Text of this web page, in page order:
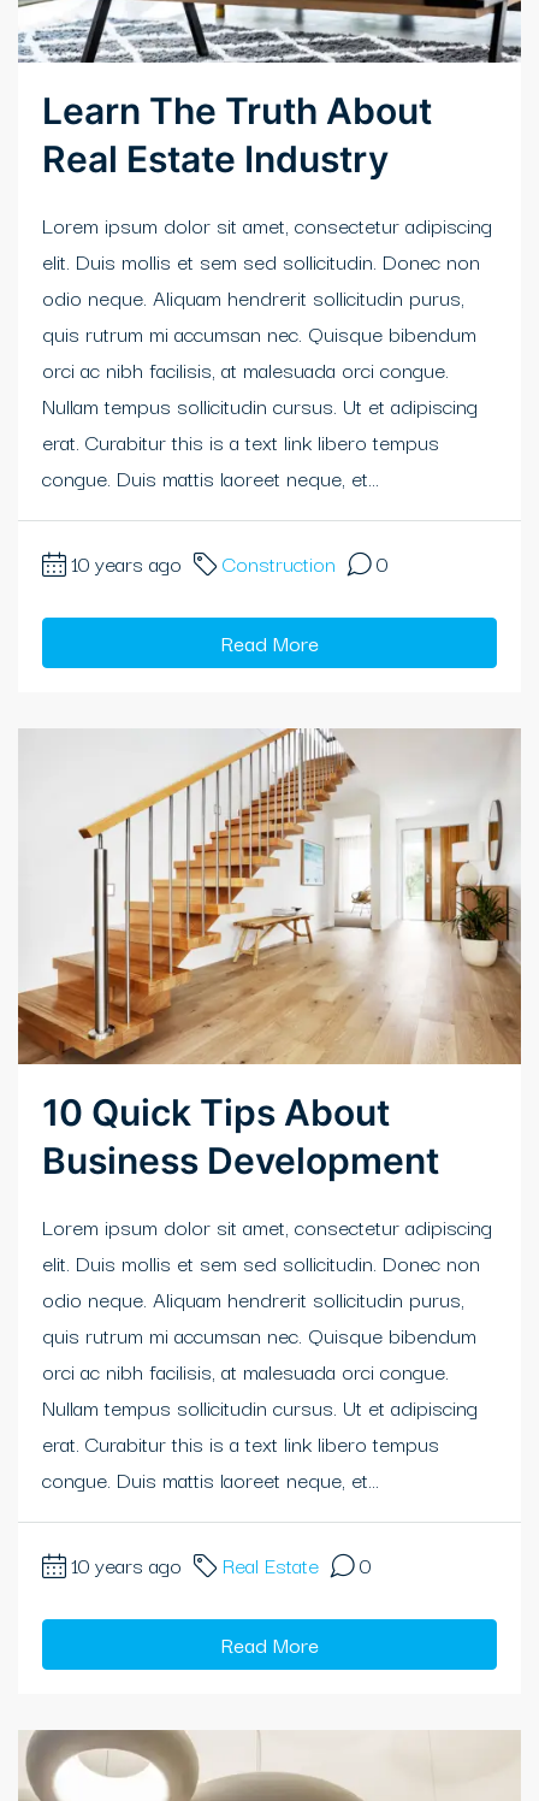
Learn The Truth About
Real Estate Industry
Lorem ipsum dolor sit amet, consectetur adipiscing
elit. Duis mollis et sem sed sollicitudin. Donec non
odio neque. Aliquam hendrerit sollicitudin purus,
quis rutrum mi accumsan nec. Quisque bibendum
orci ac nibh facilisis, at malesuada orci congue.
Nullam tempus sollicitudin cursus. Ut et adipiscing
erat. Curabitur this is a text link libero tempus
congue. Duis mattis laoreet neque, et...
10 years ago Construction 0
Read More
10 Quick Tips About
Business Development
Lorem ipsum dolor sit amet, consectetur adipiscing
elit. Duis mollis et sem sed sollicitudin. Donec non
odio neque. Aliquam hendrerit sollicitudin purus,
quis rutrum mi accumsan nec. Quisque bibendum
orci ac nibh facilisis, at malesuada orci congue.
Nullam tempus sollicitudin cursus. Ut et adipiscing
erat. Curabitur this is a text link libero tempus
congue. Duis mattis laoreet neque, et...
10 years ago Real Estate 0
Read More